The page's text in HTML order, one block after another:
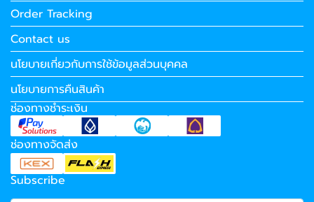
Order Tracking
Contact us
นโยบายเกี่ยวกับการใช้ข้อมูลส่วนบุคคล
นโยบายการคืนสินค้า
ช่องทางชำระเงิน
ช่องทางจัดส่ง
Subscribe